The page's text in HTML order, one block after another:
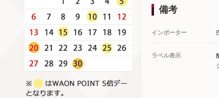
備考
インポーター
ラベル表示